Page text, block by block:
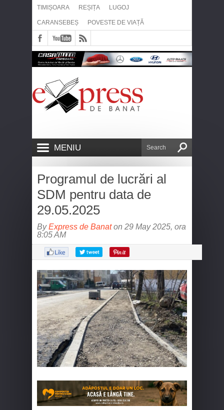
TIMIȘOARA REȘIȚA LUGOJ
CARANSEBEȘ POVESTE DE VIAȚĂ
MENIU
Programul de lucrări al
SDM pentru data de
29.05.2025
ByExpress de Banaton 29 May 2025, ora
8:05 AM